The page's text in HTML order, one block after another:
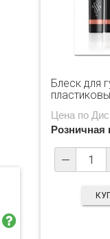
Блеск для
Цена по
Розничная